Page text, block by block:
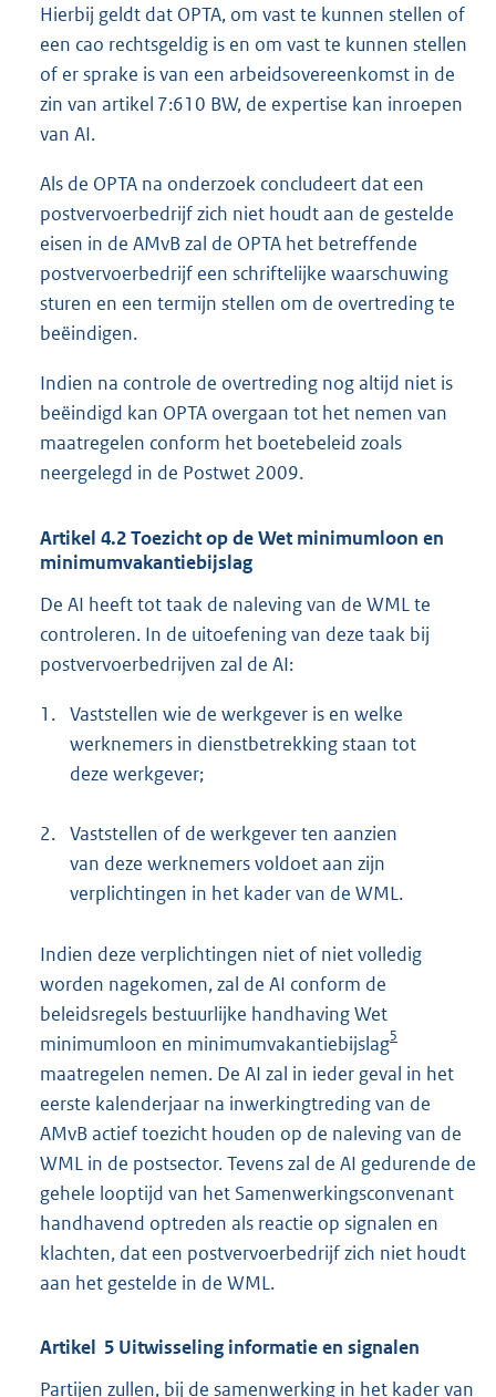
Hierbij geldt dat OPTA, om vast te kunnen stellen of
een cao rechtsgeldig is en om vast te kunnen stellen
of er sprake is van een arbeidsovereenkomst in de
zin van artikel 7:610 BW, de expertise kan inroepen
van AI.
Als de OPTA na onderzoek concludeert dat een
postvervoerbedrijf zich niet houdt aan de gestelde
eisen in de AMvB zal de OPTA het betreffende
postvervoerbedrijf een schriftelijke waarschuwing
sturen en een termijn stellen om de overtreding te
beëindigen.
Indien na controle de overtreding nog altijd niet is
beëindigd kan OPTA overgaan tot het nemen van
maatregelen conform het boetebeleid zoals
neergelegd in de Postwet 2009.
Artikel 4.2 Toezicht op de Wet minimumloon en
minimumvakantiebijslag
De AI heeft tot taak de naleving van de WML te
controleren. In de uitoefening van deze taak bij
postvervoerbedrijven zal de AI:
1. Vaststellen wie de werkgever is en welke
werknemers in dienstbetrekking staan tot
deze werkgever;
2. Vaststellen of de werkgever ten aanzien
van deze werknemers voldoet aan zijn
verplichtingen in het kader van de WML.
Indien deze verplichtingen niet of niet volledig
worden nagekomen, zal de AI conform de
beleidsregels bestuurlijke handhaving Wet
minimumloon en minimumvakantiebijslag5
maatregelen nemen. De AI zal in ieder geval in het
eerste kalenderjaar na inwerkingtreding van de
AMvB actief toezicht houden op de naleving van de
WML in de postsector. Tevens zal de AI gedurende de
gehele looptijd van het Samenwerkingsconvenant
handhavend optreden als reactie op signalen en
klachten, dat een postvervoerbedrijf zich niet houdt
aan het gestelde in de WML.
Artikel 5 Uitwisseling informatie en signalen
Partijen zullen, bij de samenwerking in het kader van